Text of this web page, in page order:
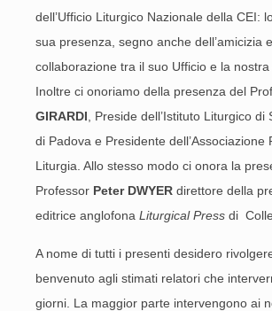
dell’Ufficio Liturgico Nazionale della CEI:
sua presenza, segno anche dell’amicizia
collaborazione tra il suo Ufficio e la nostra
Inoltre ci onoriamo della presenza del
GIRARDI , Preside dell’Istituto Liturgico di
di Padova e Presidente dell’Associazione
Liturgia. Allo stesso modo ci onora la
Professor Peter DWYER direttore della
editrice anglofona Liturgical Press di
A nome di tutti i presenti desidero
benvenuto agli stimati relatori che
giorni. La maggior parte intervengono ai